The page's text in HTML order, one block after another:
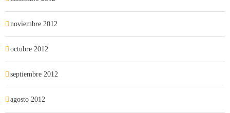
noviembre 2012
octubre 2012
septiembre 2012
agosto 2012